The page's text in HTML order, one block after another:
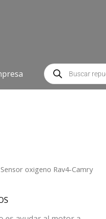
Búsqueda
de
productos
oxigeno Rav4-Camry